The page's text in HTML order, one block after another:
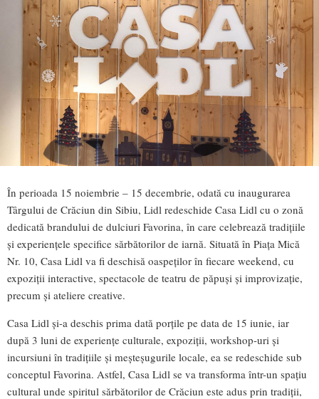
În perioada 15 noiembrie – 15 decembrie, odată cu inaugurarea
Târgului de Crăciun din Sibiu, Lidl redeschide Casa Lidl cu o zonă
dedicată brandului de dulciuri Favorina, în care celebrează tradițiile
și experiențele specifice sărbătorilor de iarnă. Situată în Piața Mică
Nr. 10, Casa Lidl va fi deschisă oaspeților în fiecare weekend, cu
expoziții interactive, spectacole de teatru de păpuși și improvizație,
precum și ateliere creative.
Casa Lidl și-a deschis prima dată porțile pe data de 15 iunie, iar
după 3 luni de experiențe culturale, expoziții, workshop-uri și
incursiuni în tradițiile și meșteșugurile locale, ea se redeschide sub
conceptul Favorina. Astfel, Casa Lidl se va transforma într-un spațiu
cultural unde spiritul sărbătorilor de Crăciun este adus prin tradiții,